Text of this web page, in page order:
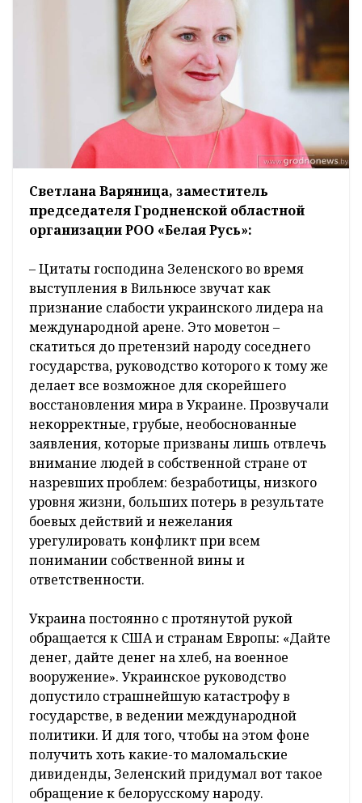
Светлана Варяница, заместитель
председателя Гродненской областной
организации РОО «Белая Русь»:
– Цитаты господина Зеленского во время
выступления в Вильнюсе звучат как
признание слабости украинского лидера на
международной арене. Это моветон –
скатиться до претензий народу соседнего
государства, руководство которого к тому же
делает все возможное для скорейшего
восстановления мира в Украине. Прозвучали
некорректные, грубые, необоснованные
заявления, которые призваны лишь отвлечь
внимание людей в собственной стране от
назревших проблем: безработицы, низкого
уровня жизни, больших потерь в результате
боевых действий и нежелания
урегулировать конфликт при всем
понимании собственной вины и
ответственности.
Украина постоянно с протянутой рукой
обращается к США и странам Европы: «Дайте
денег, дайте денег на хлеб, на военное
вооружение». Украинское руководство
допустило страшнейшую катастрофу в
государстве, в ведении международной
политики. И для того, чтобы на этом фоне
получить хоть какие-то маломальские
дивиденды, Зеленский придумал вот такое
обращение к белорусскому народу.